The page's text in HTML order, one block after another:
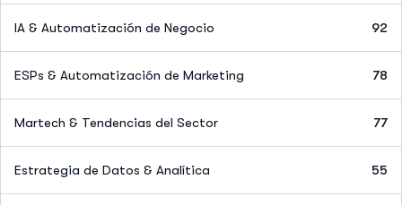
IA & Automatización de Negocio 92
ESPs & Automatización de Marketing 78
Martech & Tendencias del Sector 77
Estrategia de Datos & Analítica 55